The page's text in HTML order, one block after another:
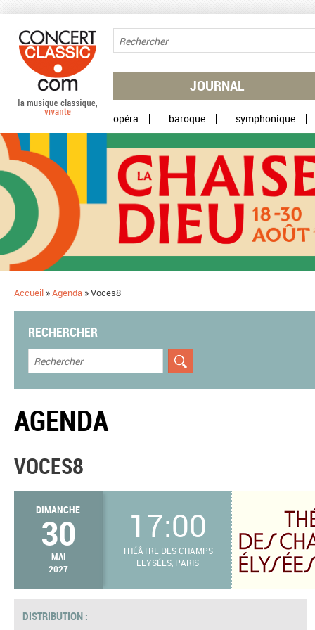
JOURNAL
opéra baroque symphonique
Accueil »Agenda »Voces8
RECHERCHER
AGENDA
VOCES8
DIMANCHE
30
MAI
2027
17:00
THÉÂTRE DES CHAMPS
ELYSÉES, PARIS
DISTRIBUTION :